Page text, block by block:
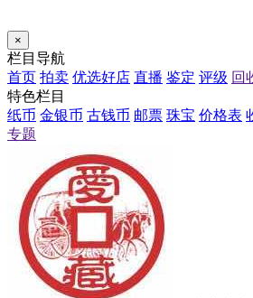
×
栏目导航
首页 拍卖 优选好店 直播 鉴定 评级 回
特色栏目
纸币 金银币 古钱币 邮票 珠宝 价格表
专题